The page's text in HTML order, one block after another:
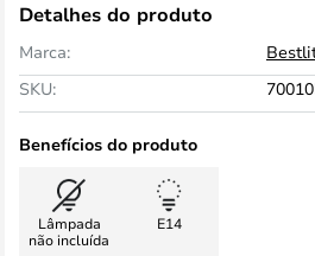
Detalhes do produto
Marca:
SKU:
Benefícios do produto
Lâmpada
não incluída
E14